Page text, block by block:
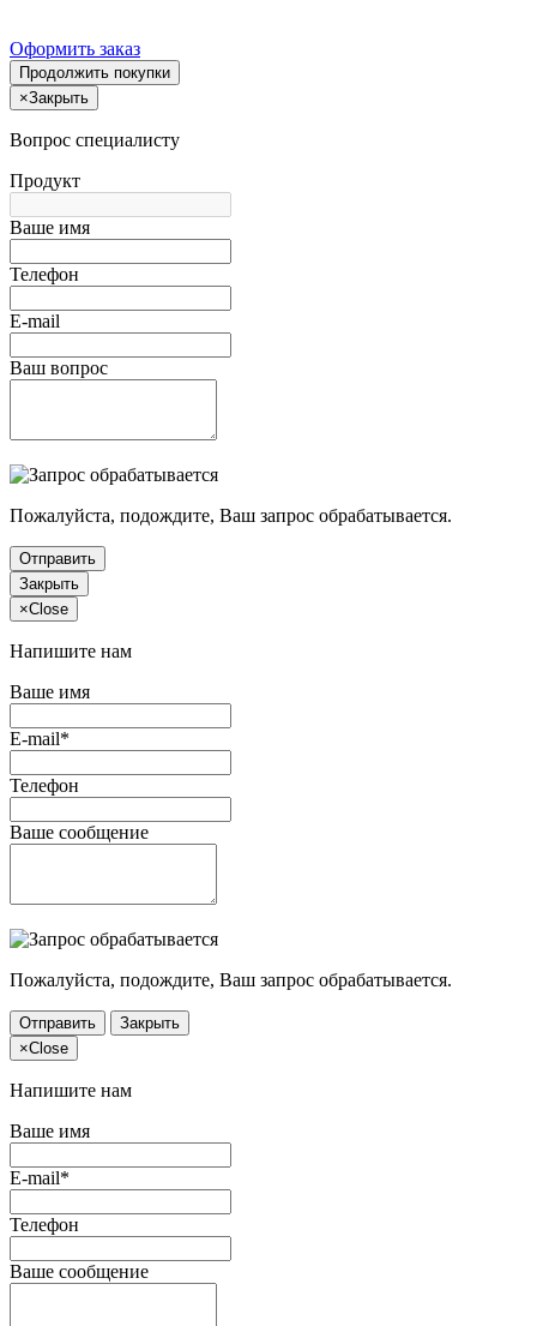
Оформить заказ
Продолжить покупки
×Закрыть
Вопрос специалисту
Продукт
Ваше имя
Телефон
E-mail
Ваш вопрос
Пожалуйста, подождите, Ваш запрос обрабатывается.
Отправить
Закрыть
×Close
Напишите нам
Ваше имя
E-mail*
Телефон
Ваше сообщение
Пожалуйста, подождите, Ваш запрос обрабатывается.
Отправить
Закрыть
×Close
Напишите нам
Ваше имя
E-mail*
Телефон
Ваше сообщение